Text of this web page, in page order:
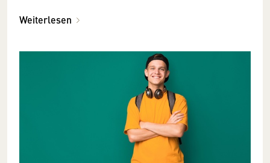
Weiterlesen